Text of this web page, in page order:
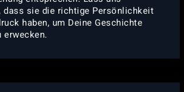
dass sie die richtige Persönlichkeit
haben, um Deine Geschichte
erwecken.